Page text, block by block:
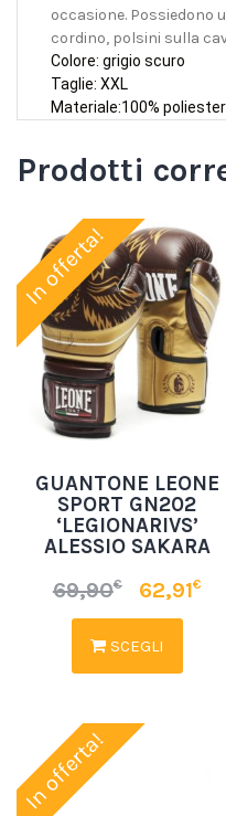
occasione. Possiedono
cordino, polsini sulla
Colore: grigio scuro
Taglie: XXL
Materiale:100%
Prodotti
In offerta!
GUANTONE LEONE
SPORT GN202
‘LEGIONARIVS’
ALESSIO SAKARA
69,90€ 62,91€
SCEGLI
In offerta!